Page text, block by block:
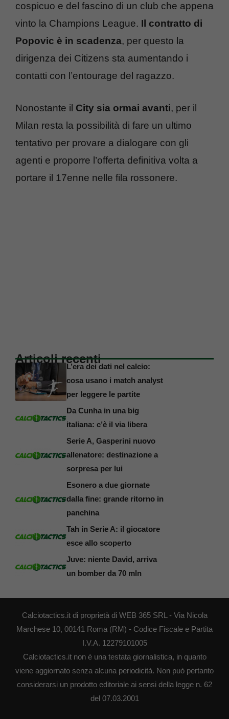
cospicuo e del fascino di un club che appena
vinto la Champions League. Il contratto di
Popovic è in scadenza, per questo la
dirigenza dei Citizens sta aumentando i
contatti con l’entourage del ragazzo.
Nonostante il City sia ormai avanti, per il
Milan resta la possibilità di fare un ultimo
tentativo per provare a dialogare con gli
agenti e proporre l’offerta definitiva volta a
portare il 17enne nelle fila rossonere.
Articoli recenti
L’era dei dati nel calcio:
cosa usano i match analyst
per leggere le partite
Da Cunha in una big
italiana: c’è il via libera
Serie A, Gasperini nuovo
allenatore: destinazione a
sorpresa per lui
Esonero a due giornate
dalla fine: grande ritorno in
panchina
Tah in Serie A: il giocatore
esce allo scoperto
Juve: niente David, arriva
un bomber da 70 mln
Calciotactics.it di proprietà di WEB 365 SRL - Via Nicola
Marchese 10, 00141 Roma (RM) - Codice Fiscale e Partita
I.V.A. 12279101005
Calciotactics.it non è una testata giornalistica, in quanto
viene aggiornato senza alcuna periodicità. Non può pertanto
considerarsi un prodotto editoriale ai sensi della legge n. 62
del 07.03.2001